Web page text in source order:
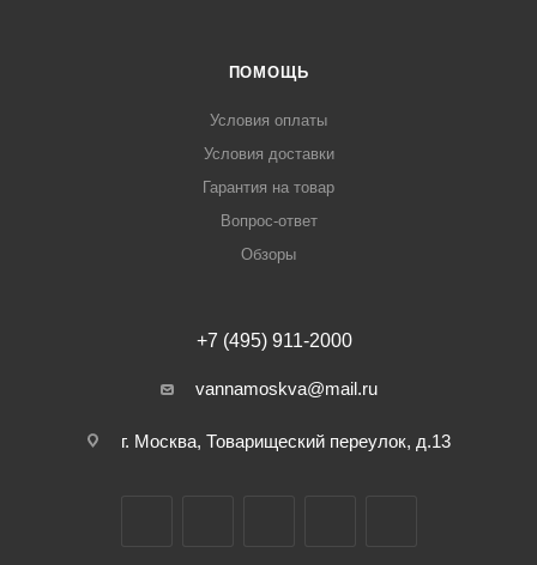
ПОМОЩЬ
Условия оплаты
Условия доставки
Гарантия на товар
Вопрос-ответ
Обзоры
+7 (495) 911-2000
vannamoskva@mail.ru
г. Москва, Товарищеский переулок, д.13